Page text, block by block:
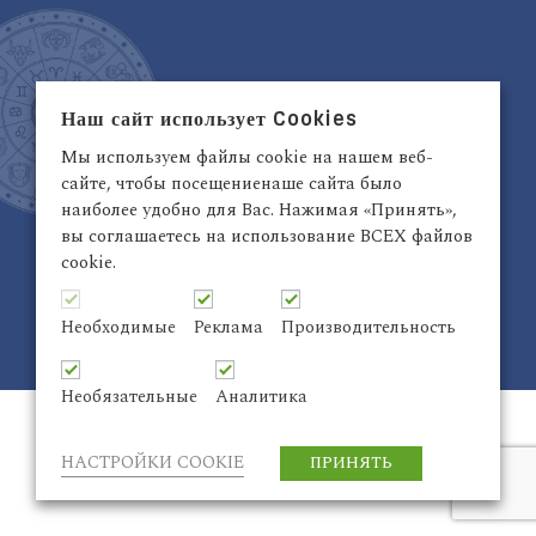
Латвия, Рига,+371 29942263
Электронный адрес:info@astrodata.lv
ASTRODATA Copyrite © 2021 | Designed by
Inter@ktiv| Chart byAstro-seek
Наш сайт использует Cookies
Мы используем файлы cookie на нашем веб-
сайте, чтобы посещениенаше сайта было
наиболее удобно для Вас. Нажимая «Принять»,
вы соглашаетесь на использование ВСЕХ файлов
cookie.
Необходимые Реклама Производительность
Необязательные Аналитика
НАСТРОЙКИ COOKIE ПРИНЯТЬ